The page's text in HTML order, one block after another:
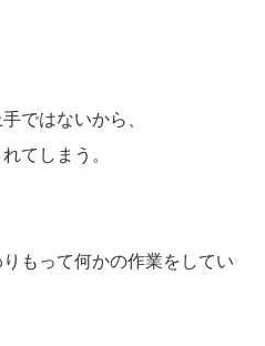
ではないから、
てしまう。
もって何かの作業をしてい